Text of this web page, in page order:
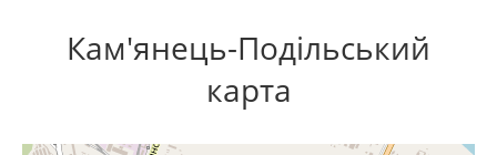
Кам'янець-Подільський
карта